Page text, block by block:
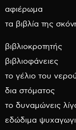
αφιέρωμα
τα βιβλία της
βιβλιοκροτητής
βιβλιοφάνειες
το γέλιο του
δια στόματος
το δυναμώνεις
εδώδιμα